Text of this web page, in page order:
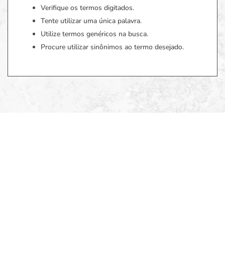
Verifique os termos digitados.
Tente utilizar uma única palavra.
Utilize termos genéricos na busca.
Procure utilizar sinônimos ao termo desejado.